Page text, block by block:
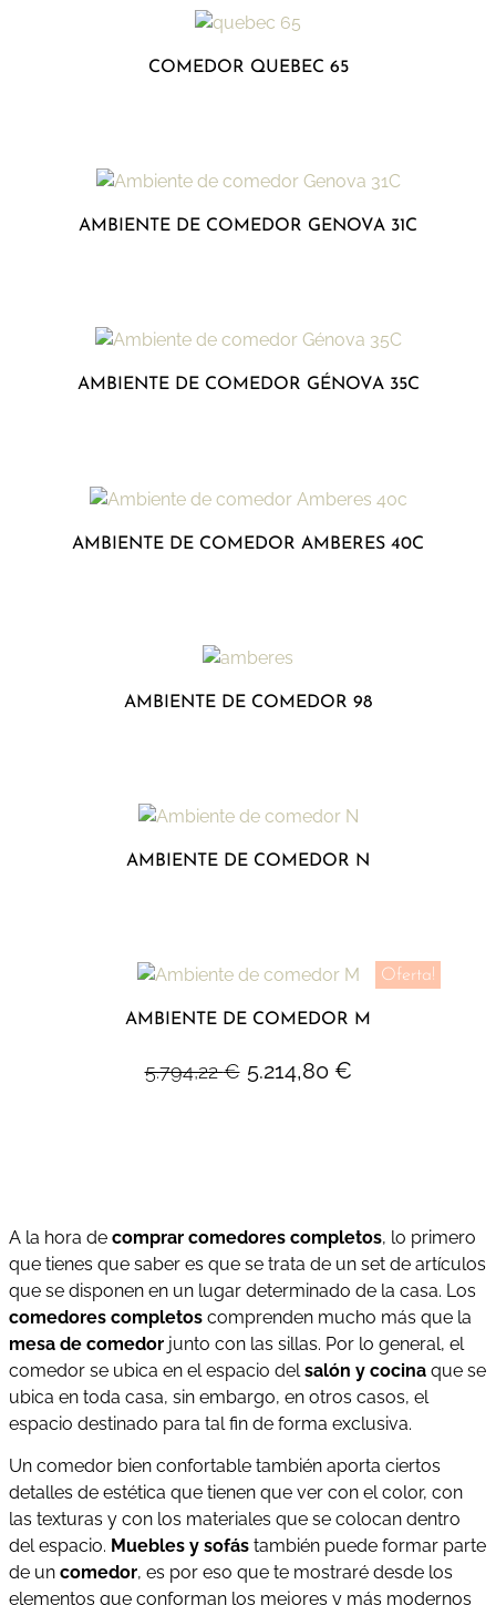
COMEDOR QUEBEC 65
AMBIENTE DE COMEDOR GENOVA 31C
AMBIENTE DE COMEDOR GÉNOVA 35C
AMBIENTE DE COMEDOR AMBERES 40C
AMBIENTE DE COMEDOR 98
AMBIENTE DE COMEDOR N
Oferta!
AMBIENTE DE COMEDOR M
5.794,22€ 5.214,80 €
A la hora de comprar comedores completos, lo primero
que tienes que saber es que se trata de un set de artículos
que se disponen en un lugar determinado de la casa. Los
comedores completos comprenden mucho más que la
mesa de comedor junto con las sillas. Por lo general, el
comedor se ubica en el espacio del salón y cocina que se
ubica en toda casa, sin embargo, en otros casos, el
espacio destinado para tal fin de forma exclusiva.
Un comedor bien confortable también aporta ciertos
detalles de estética que tienen que ver con el color, con
las texturas y con los materiales que se colocan dentro
del espacio. Muebles y sofás también puede formar parte
de un comedor, es por eso que te mostraré desde los
elementos que conforman los mejores y más modernos